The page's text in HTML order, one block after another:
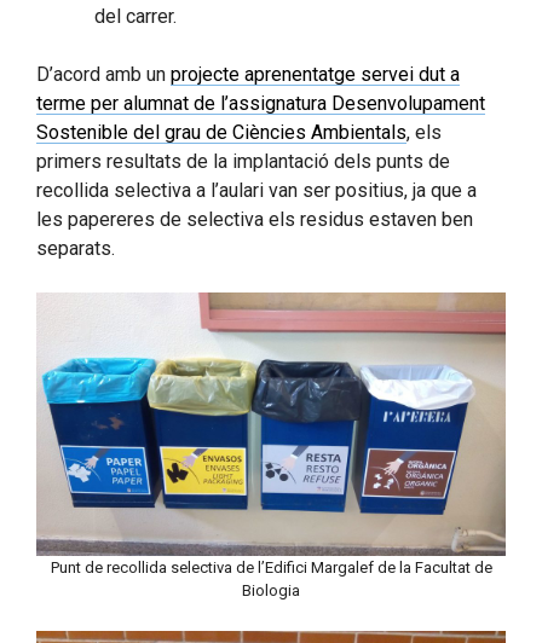
del carrer.
D’acord amb un projecte aprenentatge servei dut a
terme per alumnat de l’assignatura Desenvolupament
Sostenible del grau de Ciències Ambientals, els
primers resultats de la implantació dels punts de
recollida selectiva a l’aulari van ser positius, ja que a
les papereres de selectiva els residus estaven ben
separats.
Punt de recollida selectiva de l’Edifici Margalef de la Facultat de
Biologia